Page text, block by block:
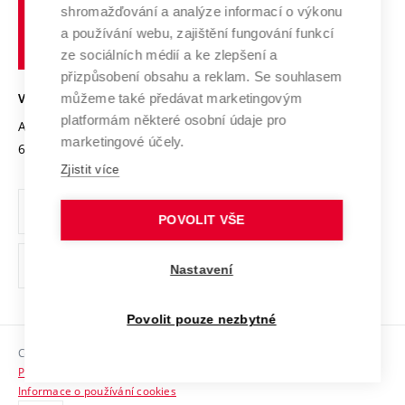
Transfer znalostí
Open Science
Projekty
Projekty ze strukturálních fondů
Specifický výzkum
Mezinárodní dohody
Univerzitní sítě
Udržitelná univerzita
Podnikavá univerzita / ContriBUTe
Bezpečná univerzita
Vyznamenání
Organizační struktura
Ochrana osobních údajů
odkaz)
Sociální bezpečí
HR Award
učení
technické
Brně
VYSOKÉ UČENÍ TECHNICKÉ V BRNĚ
Antonínská 548/1
602 00 Brno
www.vut.cz
vut@vutbr.cz
Copyright © 2026 VUT
Prohlášení o přístupnosti
Informace o používání cookies
shromažďování a analýze informací o výkonu
a používání webu, zajištění fungování funkcí
ze sociálních médií a ke zlepšení a
přizpůsobení obsahu a reklam. Se souhlasem
můžeme také předávat marketingovým
platformám některé osobní údaje pro
marketingové účely.
Zjistit více
POVOLIT VŠE
Nastavení
Povolit pouze nezbytné